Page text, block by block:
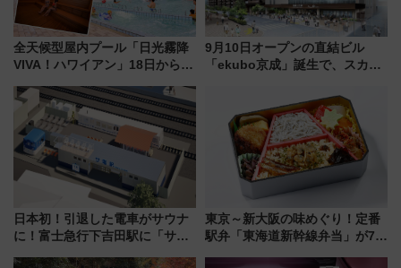
全天候型屋内プール「日光霧降
VIVA！ハワイアン」18日から営
ァミリーから大人まで幅広い世
代が一日中楽しる夏のリゾート
を楽しんで
9月10日オープンの直結ビル
「ekubo京成」誕生で、スカイ
新鎌ヶ谷はどう変わる？ 全テナ
ント情報も公開！
日本初！引退した電車がサウナ
に！富士急行下吉田駅に「サ電
東京～新大阪の味めぐり！定番
駅弁「東海道新幹線弁当」が7月